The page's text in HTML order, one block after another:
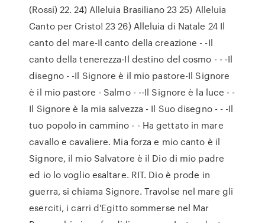
(Rossi) 22. 24) Alleluia Brasiliano 23 25) Alleluia
Canto per Cristo! 23 26) Alleluia di Natale 24 Il
canto del mare-Il canto della creazione - -Il
canto della tenerezza-Il destino del cosmo - - -Il
disegno - -Il Signore è il mio pastore-Il Signore
è il mio pastore - Salmo - --Il Signore è la luce - -
Il Signore è la mia salvezza - Il Suo disegno - - -Il
tuo popolo in cammino - - Ha gettato in mare
cavallo e cavaliere. Mia forza e mio canto è il
Signore, il mio Salvatore è il Dio di mio padre
ed io lo voglio esaltare. RIT. Dio è prode in
guerra, si chiama Signore. Travolse nel mare gli
eserciti, i carri d'Egitto sommerse nel Mar